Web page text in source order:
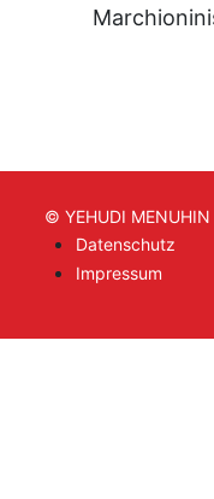
© YEHUDI
Datenschutz
Impressum